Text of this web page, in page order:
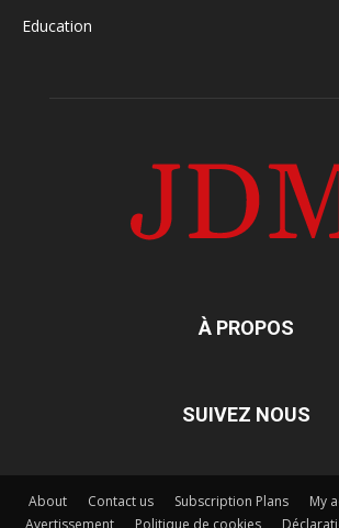
Education
À PROPOS
SUIVEZ NOUS
About Contact us Subscription Plans My
Avertissement
Politique de cookies